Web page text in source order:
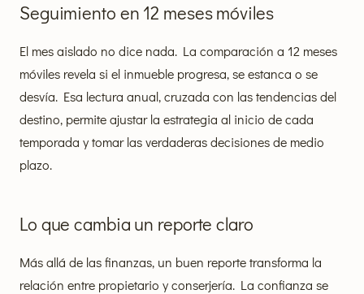
Seguimiento en 12 meses móviles
El mes aislado no dice nada. La comparación a 12 meses
móviles revela si el inmueble progresa, se estanca o se
desvía. Esa lectura anual, cruzada con las tendencias del
destino, permite ajustar la estrategia al inicio de cada
temporada y tomar las verdaderas decisiones de medio
plazo.
Lo que cambia un reporte claro
Más allá de las finanzas, un buen reporte transforma la
relación entre propietario y conserjería. La confianza se